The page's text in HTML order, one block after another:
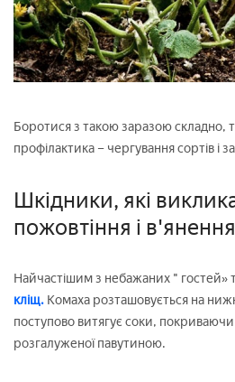
Боротися з такою заразою складно,
профілактика – чергування сортів і
Шкідники, які
пожовтіння і в'янення
Найчастішим з небажаних " гостей»
кліщ. Комаха розташовується на
поступово витягує соки,
розгалуженої павутиною.